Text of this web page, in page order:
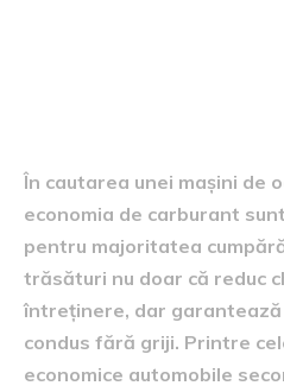
În cautarea unei mașini de
economia de carburant
pentru majoritatea
trăsături nu doar că reduc
întreținere, dar garantează
condus fără griji. Printre
economice automobile